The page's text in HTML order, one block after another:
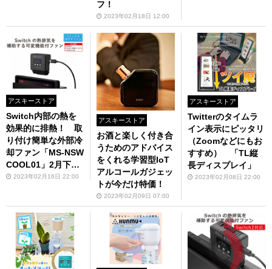
フ！
2023年02月18日 12:00
アスキーストア
Switch内部の熱を
効果的に排熱！ 取
り付け簡単な外部冷
却ファン「MS-NSW
COOL01」2月下旬
発売（予約受付中）
2023年02月16日 22:00
アスキーストア
お酒と楽しく付き合
うためのアドバイス
をくれる学習型IoT
アルコールガジェッ
トが今だけ特価！
2023年02月09日 07:00
アスキーストア
Twitterのタイムラ
イン表示にピッタリ
（Zoomなどにもお
すすめ） 「TL縦
長ディスプレイ」
2023年02月08日 22:00